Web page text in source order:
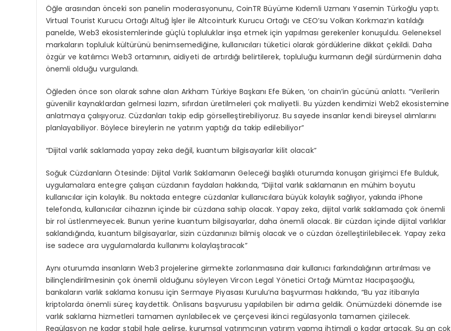
Öğle arasından önceki son panelin moderasyonunu, CoinTR Büyüme Kıdemli Uzmanı Yasemin Türkoğlu yaptı.
Virtual Tourist Kurucu Ortağı Altuğ İşler ile Altcointurk Kurucu Ortağı ve CEO’su Volkan Korkmaz’ın katıldığı
panelde, Web3 ekosistemlerinde güçlü topluluklar inşa etmek için yapılması gerekenler konuşuldu. Geleneksel
markaların topluluk kültürünü benimsemediğine, kullanıcıları tüketici olarak gördüklerine dikkat çekildi. Daha
özgür ve katılımcı Web3 ortamının, aidiyeti de artırdığı belirtilerek, topluluğu kurmanın değil sürdürmenin daha
önemli olduğu vurgulandı.
Öğleden önce son olarak sahne alan Arkham Türkiye Başkanı Efe Büken, ‘on chain’in gücünü anlattı. “Verilerin
güvenilir kaynaklardan gelmesi lazım, sıfırdan üretilmeleri çok maliyetli. Bu yüzden kendimizi Web2 ekosistemine
anlatmaya çalışıyoruz. Cüzdanları takip edip görselleştirebiliyoruz. Bu sayede insanlar kendi bireysel alımlarını
planlayabiliyor. Böylece bireylerin ne yatırım yaptığı da takip edilebiliyor”
“Dijital varlık saklamada yapay zeka değil, kuantum bilgisayarlar kilit olacak”
Soğuk Cüzdanların Ötesinde: Dijital Varlık Saklamanın Geleceği başlıklı oturumda konuşan girişimci Efe Bulduk,
uygulamalara entegre çalışan cüzdanın faydaları hakkında, “Dijital varlık saklamanın en mühim boyutu
kullanıcılar için kolaylık. Bu noktada entegre cüzdanlar kullanıcılara büyük kolaylık sağlıyor, yakında iPhone
telefonda, kullanıcılar cihazının içinde bir cüzdana sahip olacak. Yapay zeka, dijital varlık saklamada çok önemli
bir rol üstlenmeyecek. Bunun yerine kuantum bilgisayarlar, daha önemli olacak. Bir cüzdan içinde dijital varlıklar
saklandığında, kuantum bilgisayarlar, sizin cüzdanınızı bilmiş olacak ve o cüzdan özelleştirilebilecek. Yapay zeka
ise sadece ara uygulamalarda kullanımı kolaylaştıracak”
Aynı oturumda insanların Web3 projelerine girmekte zorlanmasına dair kullanıcı farkındalığının artırılması ve
bilinçlendirilmesinin çok önemli olduğunu söyleyen Vircon Legal Yönetici Ortağı Mümtaz Hacıpaşaoğlu,
bankaların varlık saklama konusu için Sermaye Piyasası Kurulu’na başvurması hakkında, “Bu yaz itibarıyla
kriptolarda önemli süreç kaydettik. Önlisans başvurusu yapılabilen bir adıma geldik. Önümüzdeki dönemde ise
varlık saklama hizmetleri tamamen ayrılabilecek ve çerçevesi ikinci regülasyonla tamamen çizilecek.
Regülasyon ne kadar stabil hale gelirse, kurumsal yatırımcının yatırım yapma ihtimali o kadar artacak. Şu an çok